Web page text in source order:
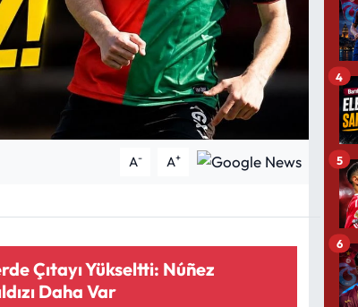
A- A+
Çıtayı Yükseltti: Núñez
Daha Var
4
5
6